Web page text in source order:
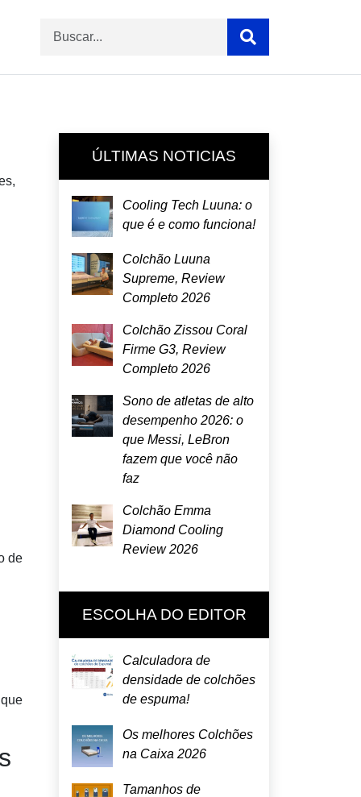
de
ÚLTIMAS NOTICIAS
Cooling Tech Luuna: o
que é e como funciona!
Colchão Luuna
Supreme, Review
Completo 2026
Colchão Zissou Coral
Firme G3, Review
Completo 2026
Sono de atletas de alto
desempenho 2026: o
que Messi, LeBron
fazem que você não
faz
Colchão Emma
Diamond Cooling
Review 2026
ESCOLHA DO EDITOR
Calculadora de
densidade de colchões
de espuma!
Os melhores Colchões
na Caixa 2026
Tamanhos de